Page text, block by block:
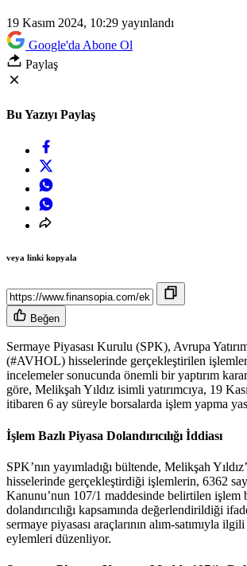
19 Kasım 2024, 10:29 yayınlandı
Google'da Abone Ol
Paylaş
Bu Yazıyı Paylaş
veya linki kopyala
Beğen
Sermaye Piyasası Kurulu (SPK), Avrupa
(#AVHOL) hisselerinde gerçekleştirilen
incelemeler sonucunda önemli bir yaptırım
göre, Melikşah Yıldız isimli yatırımcıya, 19
itibaren 6 ay süreyle borsalarda işlem yapma
İşlem Bazlı Piyasa Dolandırıcılığı İddiası
SPK’nın yayımladığı bültende, Melikşah
hisselerinde gerçekleştirdiği işlemlerin, 6362
Kanunu’nun 107/1 maddesinde belirtilen işlem
dolandırıcılığı kapsamında değerlendirildiği
sermaye piyasası araçlarının alım-satımıyla
eylemleri düzenliyor.